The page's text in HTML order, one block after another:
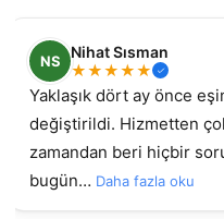
NS
Nihat Sısman
★★★★★
Yaklaşık dört ay önce
değiştirildi. Hizmetten
zamandan beri hiçbir
bugün… Daha fazla oku